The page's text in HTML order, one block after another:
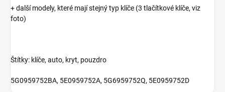
+ další modely, které mají stejný typ klíče (3 tlačítkové klíče, viz
foto)
Štítky: klíče, auto, kryt, pouzdro
5G0959752BA, 5E0959752A, 5G6959752Q, 5E0959752D